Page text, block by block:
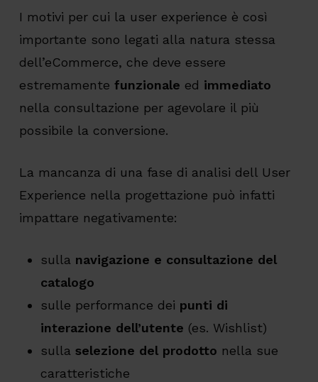
I motivi per cui la user experience è così
importante sono legati alla natura stessa
dell’eCommerce, che deve essere
estremamente funzionale ed immediato
nella consultazione per agevolare il più
possibile la conversione.
La mancanza di una fase di analisi dell User
Experience nella progettazione può infatti
impattare negativamente:
sulla navigazione e consultazione del
catalogo
sulle performance dei punti di
interazione dell’utente (es. Wishlist)
sulla selezione del prodotto nella sue
caratteristiche